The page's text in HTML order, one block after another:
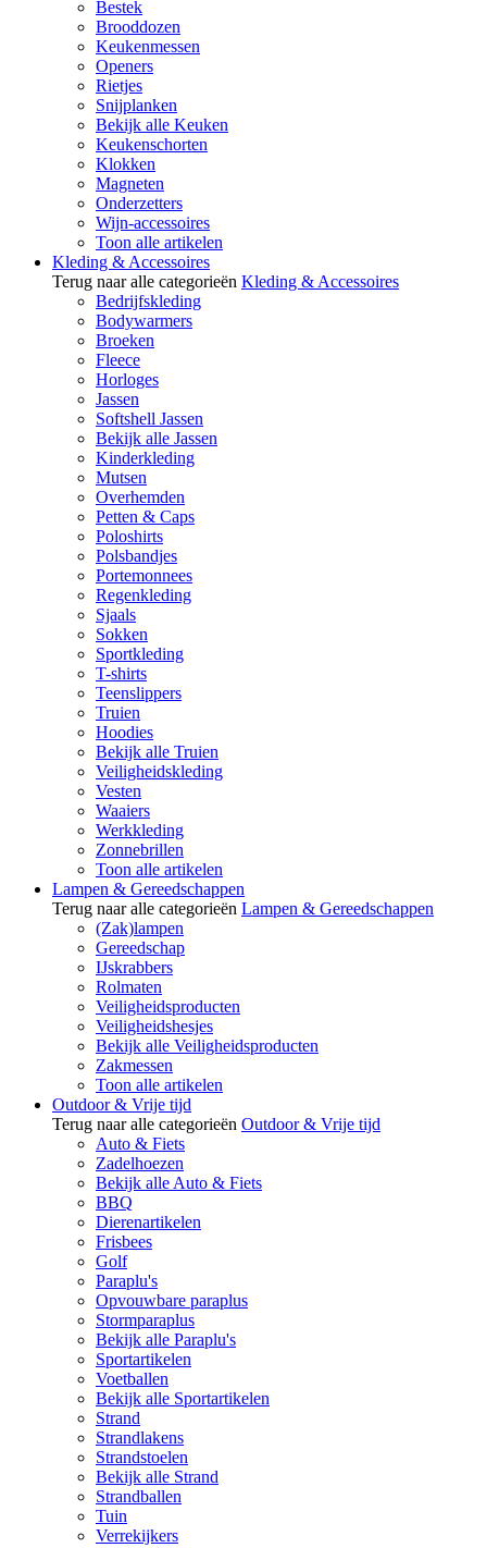
Bestek
Brooddozen
Keukenmessen
Openers
Rietjes
Snijplanken
Bekijk alle Keuken
Keukenschorten
Klokken
Magneten
Onderzetters
Wijn-accessoires
Toon alle artikelen
Kleding & Accessoires
Terug naar alle categorieën Kleding & Accessoires
Bedrijfskleding
Bodywarmers
Broeken
Fleece
Horloges
Jassen
Softshell Jassen
Bekijk alle Jassen
Kinderkleding
Mutsen
Overhemden
Petten & Caps
Poloshirts
Polsbandjes
Portemonnees
Regenkleding
Sjaals
Sokken
Sportkleding
T-shirts
Teenslippers
Truien
Hoodies
Bekijk alle Truien
Veiligheidskleding
Vesten
Waaiers
Werkkleding
Zonnebrillen
Toon alle artikelen
Lampen & Gereedschappen
Terug naar alle categorieën Lampen & Gereedschappen
(Zak)lampen
Gereedschap
IJskrabbers
Rolmaten
Veiligheidsproducten
Veiligheidshesjes
Bekijk alle Veiligheidsproducten
Zakmessen
Toon alle artikelen
Outdoor & Vrije tijd
Terug naar alle categorieën Outdoor & Vrije tijd
Auto & Fiets
Zadelhoezen
Bekijk alle Auto & Fiets
BBQ
Dierenartikelen
Frisbees
Golf
Paraplu's
Opvouwbare paraplus
Stormparaplus
Bekijk alle Paraplu's
Sportartikelen
Voetballen
Bekijk alle Sportartikelen
Strand
Strandlakens
Strandstoelen
Bekijk alle Strand
Strandballen
Tuin
Verrekijkers